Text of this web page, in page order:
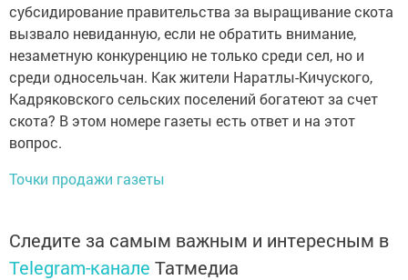
субсидирование правительства за выращивание скота
вызвало невиданную, если не обратить внимание,
незаметную конкуренцию не только среди сел, но и
среди односельчан. Как жители Наратлы-Кичуского,
Кадряковского сельских поселений богатеют за счет
скота? В этом номере газеты есть ответ и на этот
вопрос.
Точки продажи газеты
Следите за самым важным и интересным в
Telegram-канале Татмедиа